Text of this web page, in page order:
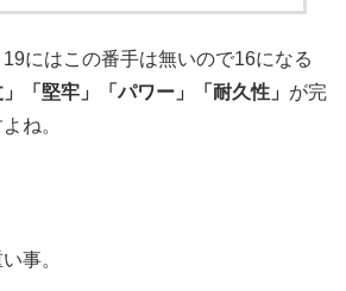
にはこの番手は無いので16になる
」「堅牢」「パワー」「耐久性」 が完
ね。
事。